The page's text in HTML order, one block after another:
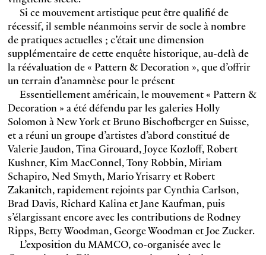
Si ce mouvement artistique peut être qualifié de
récessif, il semble néanmoins servir de socle à nombre
de pratiques actuelles ; c’était une dimension
supplémentaire de cette enquête historique, au-delà de
la réévaluation de « Pattern & Decoration », que d’offrir
un terrain d’anamnèse pour le présent
Essentiellement américain, le mouvement « Pattern &
Decoration » a été défendu par les galeries Holly
Solomon à New York et Bruno Bischofberger en Suisse,
et a réuni un groupe d’artistes d’abord constitué de
Valerie Jaudon, Tina Girouard, Joyce Kozloff, Robert
Kushner, Kim MacConnel, Tony Robbin, Miriam
Schapiro, Ned Smyth, Mario Yrisarry et Robert
Zakanitch, rapidement rejoints par Cynthia Carlson,
Brad Davis, Richard Kalina et Jane Kaufman, puis
s’élargissant encore avec les contributions de Rodney
Ripps, Betty Woodman, George Woodman et Joe Zucker.
L’exposition du MAMCO, co-organisée avec le